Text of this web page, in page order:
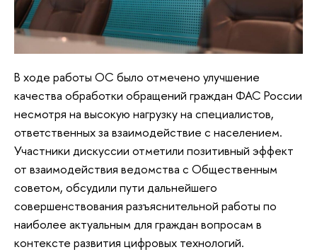
В ходе работы ОС было отмечено улучшение
качества обработки обращений граждан ФАС России
несмотря на высокую нагрузку на специалистов,
ответственных за взаимодействие с населением.
Участники дискуссии отметили позитивный эффект
от взаимодействия ведомства с Общественным
советом, обсудили пути дальнейшего
совершенствования разъяснительной работы по
наиболее актуальным для граждан вопросам в
контексте развития цифровых технологий.